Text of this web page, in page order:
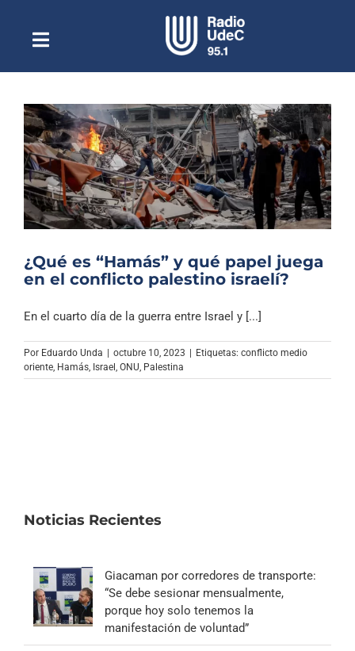
contenidoToggle
NavigationEscuchar Radio UdeC en vivo
Quiénes Somos
Programación
Podcast
Noticias
Columnas
Archivo Sonoro
¿Qué es “Hamás” y qué papel juega
en el conflicto palestino israelí?
En el cuarto día de la guerra entre Israel y [...]
Por Eduardo Unda | octubre 10, 2023 | Etiquetas: conflicto medio
oriente Hamás Israel ONU Palestina
Noticias Recientes
Giacaman por corredores de transporte:
“Se debe sesionar mensualmente,
porque hoy solo tenemos la
manifestación de voluntad”